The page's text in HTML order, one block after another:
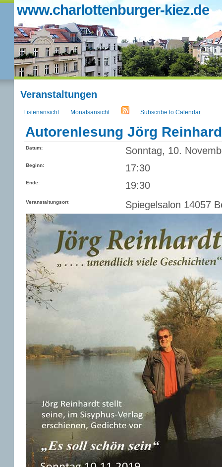
www.charlottenburger-kiez.de
Veranstaltungen
Listenansicht Monatsansicht Subscribe to Calendar
Autorenlesung Jörg
Datum: Sonntag, 10.
Beginn: 17:30
Ende: 19:30
Veranstaltungsort Spiegelsalon 14057